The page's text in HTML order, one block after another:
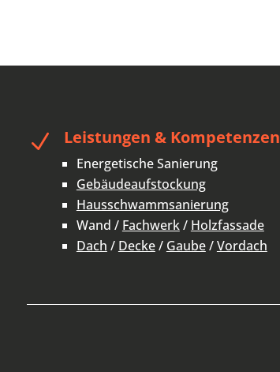
N Leistungen & Kompetenzen
Energetische Sanierung
Gebäudeaufstockung
Hausschwammsanierung
Wand / Fachwerk/ Holzfassade
Dach / Decke/ Gaube/Vordach